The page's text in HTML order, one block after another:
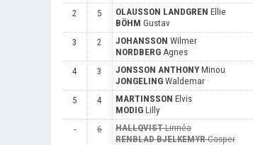
2
5 OLAUSSON LANDGREN Ellie
BÖHM Gustav
3
2 JOHANSSON Wilmer
NORDBERG Agnes
4
3 JONSSON ANTHONY Minou
JONGELING Waldemar
5
4 MARTINSSON Elvis
MODIG Lilly
-
6 HALLQVIST Linnéa
RENBLAD BJELKEMYR Casper